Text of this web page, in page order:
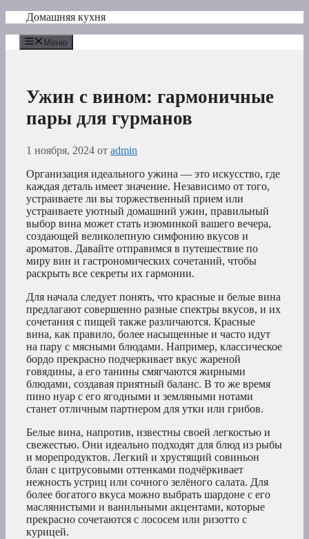
Перейти
содержимому
Домашняя кухня
Меню
Ужин с вином: гармоничные
пары для гурманов
1 ноября, 2024 от admin
Организация идеального ужина — это искусство, где
каждая деталь имеет значение. Независимо от того,
устраиваете ли вы торжественный прием или
устраиваете уютный домашний ужин, правильный
выбор вина может стать изюминкой вашего вечера,
создающей великолепную симфонию вкусов и
ароматов. Давайте отправимся в путешествие по
миру вин и гастрономических сочетаний, чтобы
раскрыть все секреты их гармонии.
Для начала следует понять, что красные и белые вина
предлагают совершенно разные спектры вкусов, и их
сочетания с пищей также различаются. Красные
вина, как правило, более насыщенные и часто идут
на пару с мясными блюдами. Например, классическое
бордо прекрасно подчеркивает вкус жареной
говядины, а его танины смягчаются жирными
блюдами, создавая приятный баланс. В то же время
пино нуар с его ягодными и земляными нотами
станет отличным партнером для утки или грибов.
Белые вина, напротив, известны своей легкостью и
свежестью. Они идеально подходят для блюд из рыбы
и морепродуктов. Легкий и хрустящий совиньон
блан с цитрусовыми оттенками подчёркивает
нежность устриц или сочного зелёного салата. Для
более богатого вкуса можно выбрать шардоне с его
маслянистыми и ванильными акцентами, которые
прекрасно сочетаются с лососем или ризотто с
курицей.